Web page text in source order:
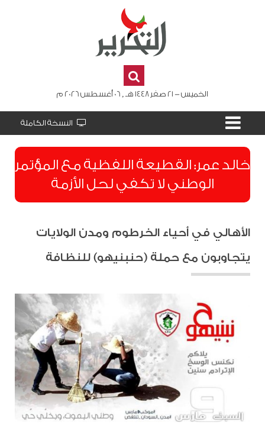
الخميس - 21 صفر 1448 هـ , 06 أغسطس 2026 م
النسخة الكاملة
​خالد عمر: القطيعة اللفظية مع المؤتمر
الوطني لا تكفي لحل الأزمة
الأهالي في أحياء الخرطوم ومدن الولايات
يتجاوبون مع حملة (حنبنيهو) للنظافة